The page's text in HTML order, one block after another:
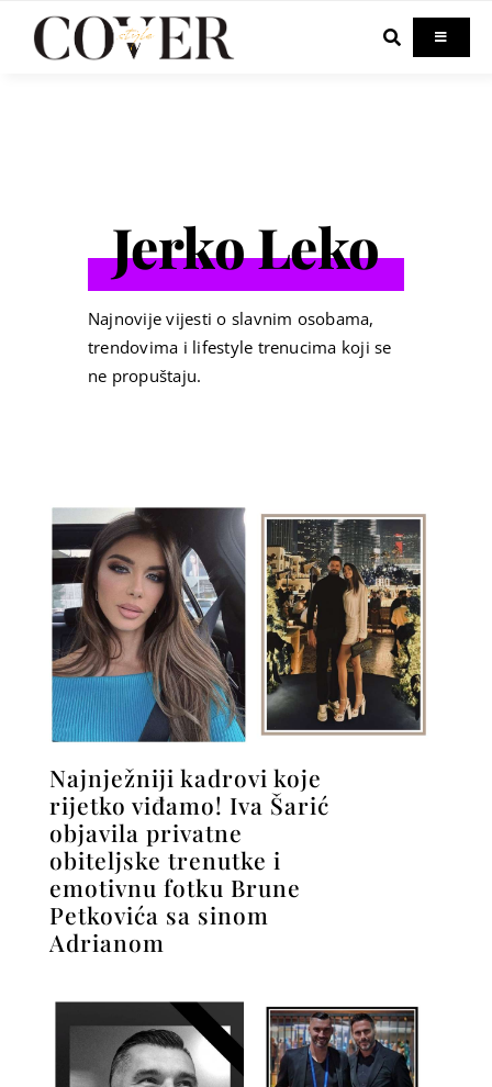
Toggle
Jerko Leko
Najnovije vijesti o slavnim osobama,
trendovima i lifestyle trenucima koji se
ne propuštaju.
Najnježniji kadrovi koje
rijetko viđamo! Iva Šarić
objavila privatne
obiteljske trenutke i
emotivnu fotku Brune
Petkovića sa sinom
Adrianom